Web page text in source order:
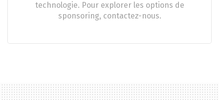
technologie. Pour explorer les options de
sponsoring, contactez-nous.